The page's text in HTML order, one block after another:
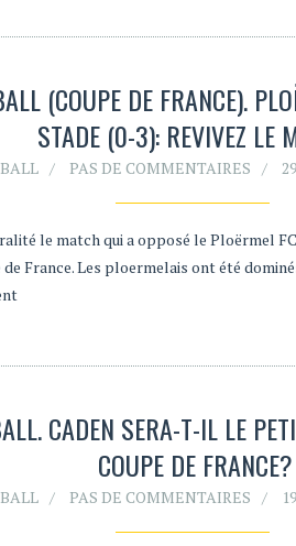
(COUPE DE FRANCE).
STADE (0-3): REVIVEZ LE
PAS DE COMMENTAIRES
le match qui a opposé le Ploërmel
France. Les ploermelais ont été
CADEN SERA-T-IL LE
COUPE DE FRANCE?
PAS DE COMMENTAIRES